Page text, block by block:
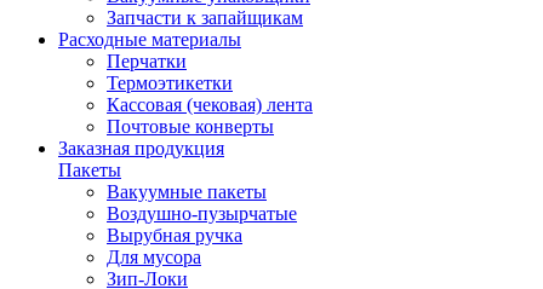
Запчасти к запайщикам
Расходные материалы
Перчатки
Термоэтикетки
Кассовая (чековая) лента
Почтовые конверты
Заказная продукция
Пакеты
Вакуумные пакеты
Воздушно-пузырчатые
Вырубная ручка
Для мусора
Зип-Локи